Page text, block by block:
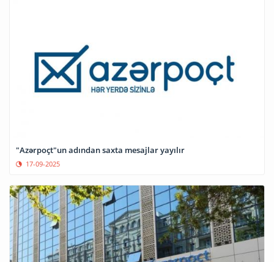
"Azərpoçt"un adından saxta mesajlar yayılır
17-09-2025